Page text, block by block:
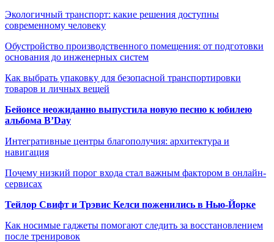
Экологичный транспорт: какие решения доступны
современному человеку
Обустройство производственного помещения: от подготовки
основания до инженерных систем
Как выбрать упаковку для безопасной транспортировки
товаров и личных вещей
Бейонсе неожиданно выпустила новую песню к юбилею
альбома B’Day
Интегративные центры благополучия: архитектура и
навигация
Почему низкий порог входа стал важным фактором в онлайн-
сервисах
Тейлор Свифт и Трэвис Келси поженились в Нью-Йорке
Как носимые гаджеты помогают следить за восстановлением
после тренировок